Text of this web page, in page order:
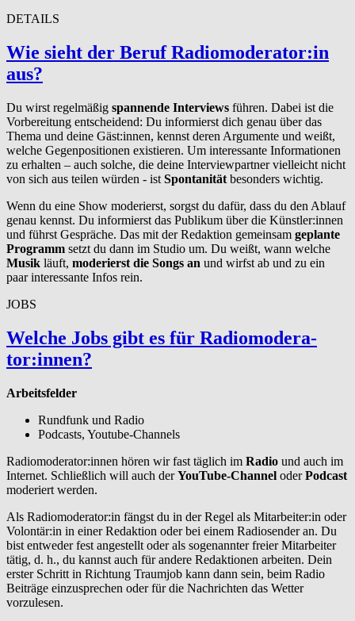
DETAILS
Wie sieht der Beruf Radiomod­er­a­tor:in
aus?
Du wirst regelmäßig spannende Interviews führen. Dabei ist die
Vorbereitung entscheidend: Du informierst dich genau über das
Thema und deine Gäst:innen, kennst deren Argumente und weißt,
welche Gegenpositionen existieren. Um interessante Informationen
zu erhalten – auch solche, die deine Interviewpartner vielleicht nicht
von sich aus teilen würden - ist Spontanität besonders wichtig.
Wenn du eine Show moderierst, sorgst du dafür, dass du den Ablauf
genau kennst. Du informierst das Publikum über die Künstler:innen
und führst Gespräche. Das mit der Redaktion gemeinsam geplante
Programm setzt du dann im Studio um. Du weißt, wann welche
Musik läuft, moderierst die Songs an und wirfst ab und zu ein
paar interessante Infos rein.
JOBS
Welche Jobs gibt es für Radiomod­er­a­
tor:innen?
Arbeitsfelder
Rundfunk und Radio
Podcasts, Youtube-Channels
Radiomoderator:innen hören wir fast täglich im Radio und auch im
Internet. Schließlich will auch derYouTube-Channel oderPodcast
moderiert werden.
Als Radiomoderator:in fängst du in der Regel als Mitarbeiter:in oder
Volontär:in in einer Redaktion oder bei einem Radiosender an. Du
bist entweder fest angestellt oder als sogenannter freier Mitarbeiter
tätig, d. h., du kannst auch für andere Redaktionen arbeiten. Dein
erster Schritt in Richtung Traumjob kann dann sein, beim Radio
Beiträge einzusprechen oder für die Nachrichten das Wetter
vorzulesen.